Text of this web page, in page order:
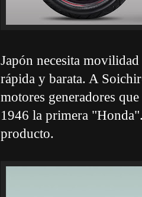
Japón necesita
rápida y barata. A
motores generadores
1946 la primera
producto.